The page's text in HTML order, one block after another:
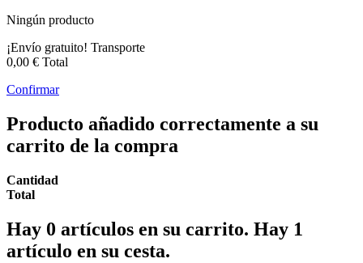
Ningún producto
¡Envío gratuito! Transporte
0,00 € Total
Confirmar
Producto añadido correctamente a su
carrito de la compra
Cantidad
Total
Hay 0 artículos en su carrito. Hay 1
artículo en su cesta.